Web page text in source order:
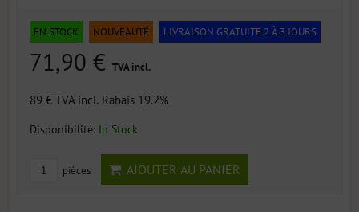
EN STOCK NOUVEAUTÉ LIVRAISON GRATUITE 2 À 3 JOURS
71,90 € TVA incl.
89 €TVA incl. Rabais 19.2%
Disponibilité: In Stock
pièces AJOUTER AU PANIER